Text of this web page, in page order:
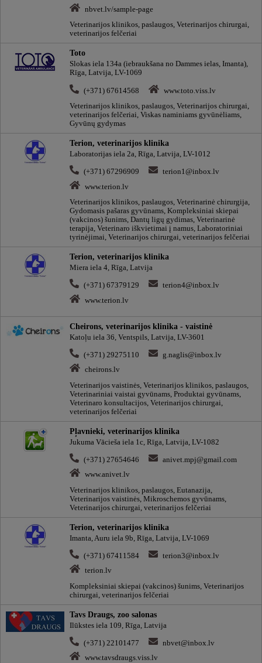
nbvet.lv/sample-page
Veterinarijos klinikos, paslaugos, Veterinarijos chirurgai,
veterinarijos felčeriai
Toto
Slokas iela 134a (iebraukšana no Dammes ielas, Imanta),
Rīga, Latvija, LV-1069
(+371) 67614568
www.toto.viss.lv
Veterinarijos klinikos, paslaugos, Veterinarijos chirurgai,
veterinarijos felčeriai, Viskas naminiams gyvūnėliams,
Gyvūnų gydymas
Terion, veterinarijos klinika
Laboratorijas iela 2a, Rīga, Latvija, LV-1012
(+371) 67296909
terion1@inbox.lv
www.terion.lv
Veterinarijos klinikos, paslaugos, Veterinarinė chirurgija,
Gydomasis pašaras gyvūnams, Kompleksiniai skiepai
(vakcinos) šunims, Dantų ligų gydimas, Veterinarinė
terapija, Veterinaro iškvietimai į namus, Laboratoriniai
tyrinėjimai, Veterinarijos chirurgai, veterinarijos felčeriai
Terion, veterinarijos klinika
Miera iela 4, Rīga, Latvija
(+371) 67379129
terion4@inbox.lv
www.terion.lv
Cheirons, veterinarijos klinika - vaistinė
Katoļu iela 36, Ventspils, Latvija, LV-3601
(+371) 29275110
g.naglis@inbox.lv
cheirons.lv
Veterinarijos vaistinės, Veterinarijos klinikos, paslaugos,
Veterinariniai vaistai gyvūnams, Produktai gyvūnams,
Veterinaro konsultacijos, Veterinarijos chirurgai,
veterinarijos felčeriai
Pļavnieki, veterinarijos klinika
Jukuma Vācieša iela 1c, Rīga, Latvija, LV-1082
(+371) 27654646
anivet.mpj@gmail.com
www.anivet.lv
Veterinarijos klinikos, paslaugos, Eutanazija,
Veterinarijos vaistinės, Mikroschemos gyvūnams,
Veterinarijos chirurgai, veterinarijos felčeriai
Terion, veterinarijos klinika
Imanta, Auru iela 9b, Rīga, Latvija, LV-1069
(+371) 67411584
terion3@inbox.lv
terion.lv
Kompleksiniai skiepai (vakcinos) šunims, Veterinarijos
chirurgai, veterinarijos felčeriai
Tavs Draugs, zoo salonas
Ilūkstes iela 109, Rīga, Latvija
(+371) 22101477
nbvet@inbox.lv
www.tavsdraugs.viss.lv